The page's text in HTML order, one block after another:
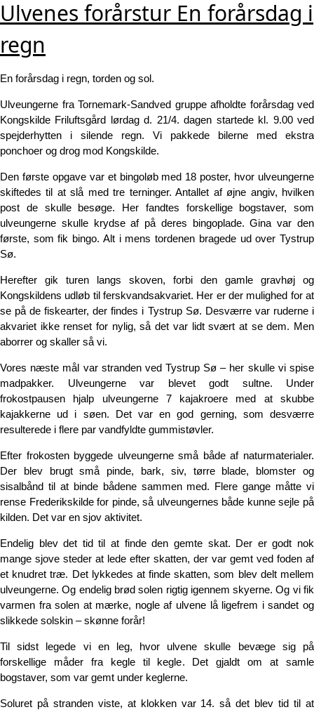
Ulvenes forårstur En forårsdag i
regn
En forårsdag i regn, torden og sol.
Ulveungerne fra Tornemark-Sandved gruppe afholdte forårsdag ved
Kongskilde Friluftsgård lørdag d. 21/4. dagen startede kl. 9.00 ved
spejderhytten i silende regn. Vi pakkede bilerne med ekstra
ponchoer og drog mod Kongskilde.
Den første opgave var et bingoløb med 18 poster, hvor ulveungerne
skiftedes til at slå med tre terninger. Antallet af øjne angiv, hvilken
post de skulle besøge. Her fandtes forskellige bogstaver, som
ulveungerne skulle krydse af på deres bingoplade. Gina var den
første, som fik bingo. Alt i mens tordenen bragede ud over Tystrup
Sø.
Herefter gik turen langs skoven, forbi den gamle gravhøj og
Kongskildens udløb til ferskvandsakvariet. Her er der mulighed for at
se på de fiskearter, der findes i Tystrup Sø. Desværre var ruderne i
akvariet ikke renset for nylig, så det var lidt svært at se dem. Men
aborrer og skaller så vi.
Vores næste mål var stranden ved Tystrup Sø – her skulle vi spise
madpakker. Ulveungerne var blevet godt sultne. Under
frokostpausen hjalp ulveungerne 7 kajakroere med at skubbe
kajakkerne ud i søen. Det var en god gerning, som desværre
resulterede i flere par vandfyldte gummistøvler.
Efter frokosten byggede ulveungerne små både af naturmaterialer.
Der blev brugt små pinde, bark, siv, tørre blade, blomster og
sisalbånd til at binde bådene sammen med. Flere gange måtte vi
rense Frederikskilde for pinde, så ulveungernes både kunne sejle på
kilden. Det var en sjov aktivitet.
Endelig blev det tid til at finde den gemte skat. Der er godt nok
mange sjove steder at lede efter skatten, der var gemt ved foden af
et knudret træ. Det lykkedes at finde skatten, som blev delt mellem
ulveungerne. Og endelig brød solen rigtig igennem skyerne. Og vi fik
varmen fra solen at mærke, nogle af ulvene lå ligefrem i sandet og
slikkede solskin – skønne forår!
Til sidst legede vi en leg, hvor ulvene skulle bevæge sig på
forskellige måder fra kegle til kegle. Det gjaldt om at samle
bogstaver, som var gemt under keglerne.
Soluret på stranden viste, at klokken var 14. så det blev tid til at